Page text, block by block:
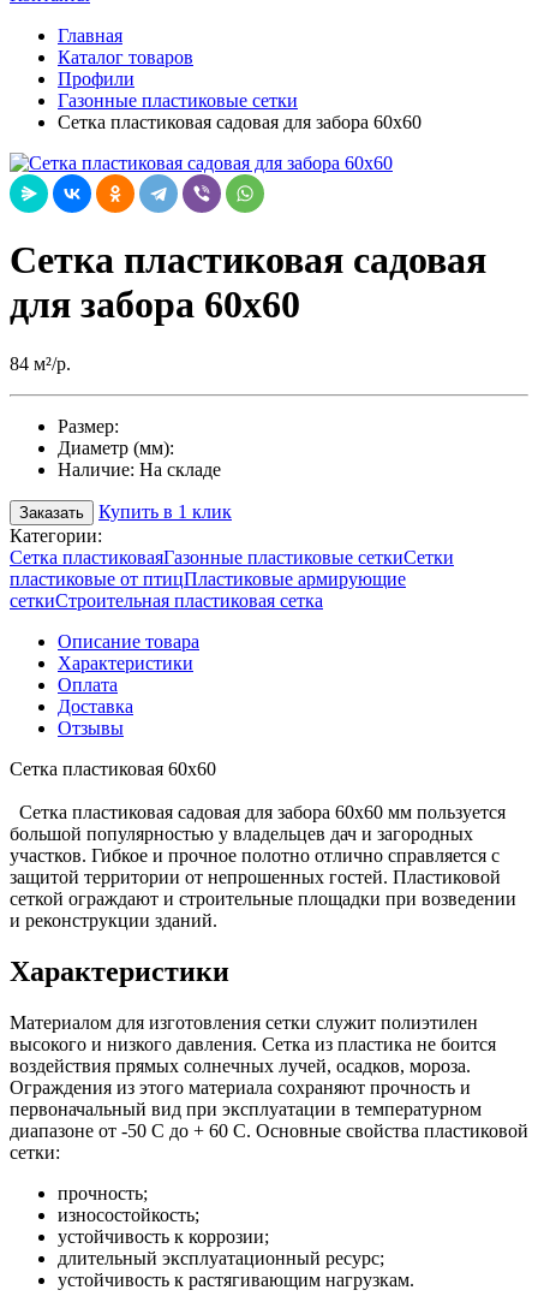
Главная
Каталог товаров
Профили
Газонные пластиковые сетки
Сетка пластиковая садовая для забора 60х60
Сетка пластиковая садовая
для забора 60х60
84 м²/р.
Размер:
Диаметр (мм):
Наличие: На складе
Заказать
Купить в 1 клик
Категории:
Сетка пластиковаяГазонные пластиковые сеткиСетки
пластиковые от птицПластиковые армирующие
сеткиСтроительная пластиковая сетка
Описание товара
Характеристики
Оплата
Доставка
Отзывы
Сетка пластиковая 60х60
Сетка пластиковая садовая для забора 60х60 мм пользуется
большой популярностью у владельцев дач и загородных
участков. Гибкое и прочное полотно отлично справляется с
защитой территории от непрошенных гостей. Пластиковой
сеткой ограждают и строительные площадки при возведении
и реконструкции зданий.
Характеристики
Материалом для изготовления сетки служит полиэтилен
высокого и низкого давления. Сетка из пластика не боится
воздействия прямых солнечных лучей, осадков, мороза.
Ограждения из этого материала сохраняют прочность и
первоначальный вид при эксплуатации в температурном
диапазоне от -50 С до + 60 С. Основные свойства пластиковой
сетки:
прочность;
износостойкость;
устойчивость к коррозии;
длительный эксплуатационный ресурс;
устойчивость к растягивающим нагрузкам.